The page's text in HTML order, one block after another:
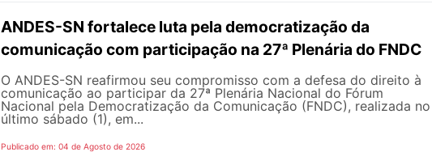
ANDES-SN fortalece luta pela democratização da
comunicação com participação na 27ª Plenária do FNDC
O ANDES-SN reafirmou seu compromisso com a defesa do direito à
comunicação ao participar da 27ª Plenária Nacional do Fórum
Nacional pela Democratização da Comunicação (FNDC), realizada no
último sábado (1), em...
Publicado em: 04 de Agosto de 2026